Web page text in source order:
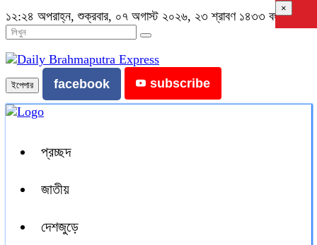
১২:২৪ অপরাহ্ন, শুক্রবার, ০৭ অগাস্ট ২০২৬, ২৩ শ্রাবণ ১৪৩৩ বঙ্গাব্দ
ইপেপার facebook subscribe
প্রচ্ছদ
জাতীয়
দেশজুড়ে
×